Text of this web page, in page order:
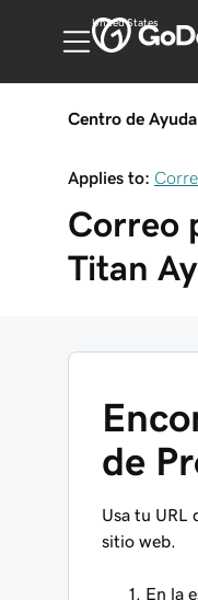
United States
Centro de Ayuda
Applies to:
Correo
Titan
de
Usa tu URL
sitio web.
En la